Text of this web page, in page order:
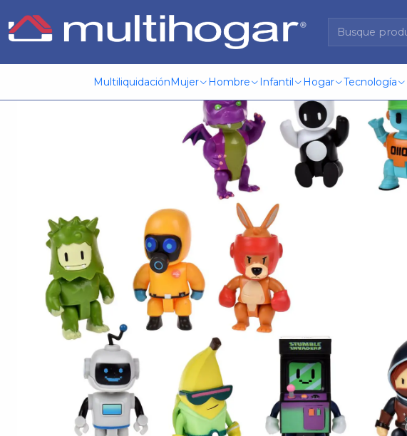
MultiliquidaciónMujer Hombre Infantil Hogar Tecnología
Inicio Jugueteria Stumble Guys